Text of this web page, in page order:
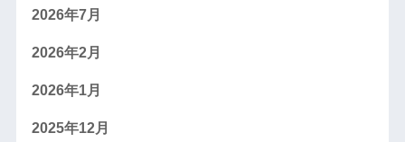
2026年7月
2026年2月
2026年1月
2025年12月